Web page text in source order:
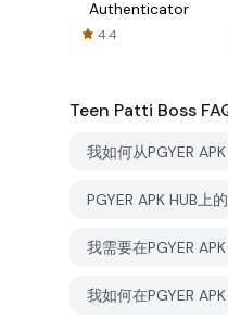
Authenticator
4.4
Teen Patti Boss
我如何从PGYER
PGYER APK HUB上
我需要在PGYER
我如何在PGYER